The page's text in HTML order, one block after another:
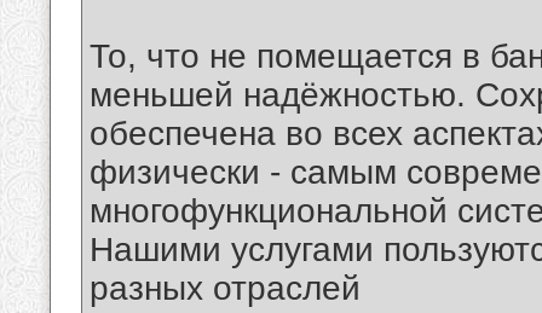
То, что не помещается в
меньшей надёжностью.
обеспечена во всех
физически - самым
многофункциональной
Нашими услугами
разных отраслей